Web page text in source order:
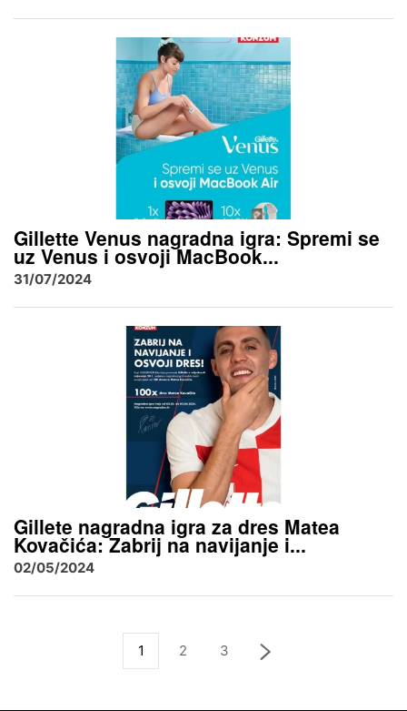
Gillette Venus nagradna igra: Spremi se
uz Venus i osvoji MacBook...
31/07/2024
Gillete nagradna igra za dres Matea
Kovačića: Zabrij na navijanje i...
02/05/2024
1 2 3